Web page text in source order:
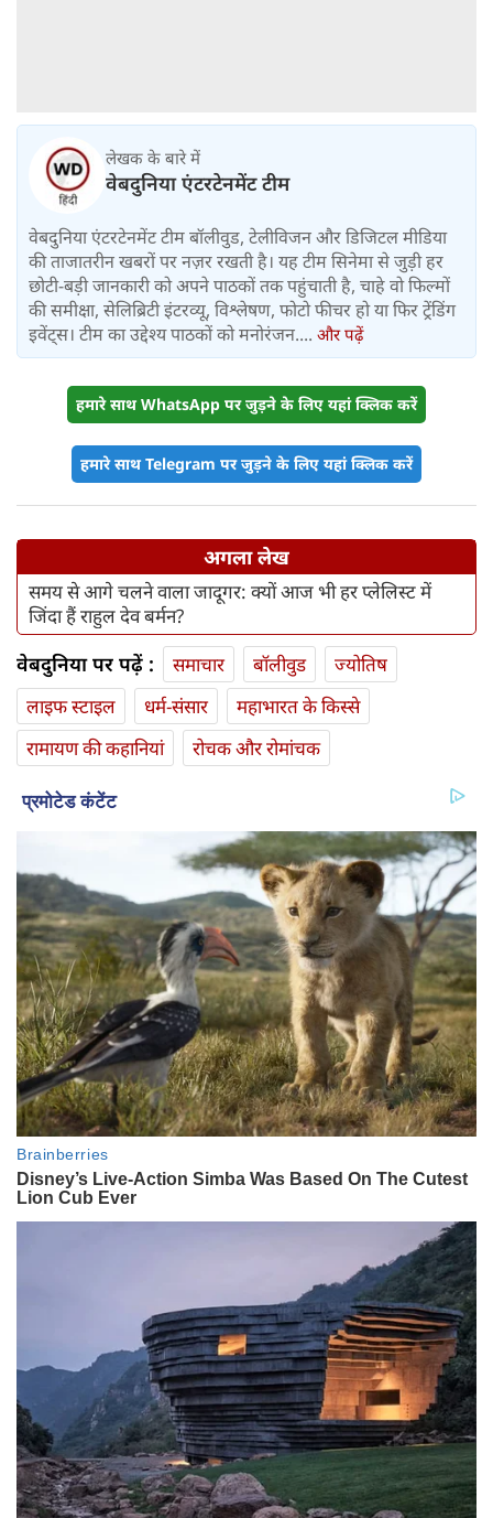
लेखक के बारे में
वेबदुनिया एंटरटेनमेंट टीम
वेबदुनिया एंटरटेनमेंट टीम बॉलीवुड, टेलीविजन और डिजिटल मीडिया
की ताजातरीन खबरों पर नज़र रखती है। यह टीम सिनेमा से जुड़ी हर
छोटी-बड़ी जानकारी को अपने पाठकों तक पहुंचाती है, चाहे वो फिल्मों
की समीक्षा, सेलिब्रिटी इंटरव्यू, विश्लेषण, फोटो फीचर हो या फिर ट्रेंडिंग
इवेंट्स। टीम का उद्देश्य पाठकों को मनोरंजन.... और पढ़ें
हमारे साथ WhatsApp पर जुड़ने के लिए यहां क्लिक करें
हमारे साथ Telegram पर जुड़ने के लिए यहां क्लिक करें
अगला लेख
समय से आगे चलने वाला जादूगर: क्यों आज भी हर प्लेलिस्ट में
जिंदा हैं राहुल देव बर्मन?
वेबदुनिया पर पढ़ें : समाचार बॉलीवुड
ज्योतिष
लाइफ स्‍टाइल
धर्म-संसार
महाभारत के किस्से
रामायण की कहानियां
रोचक और रोमांचक